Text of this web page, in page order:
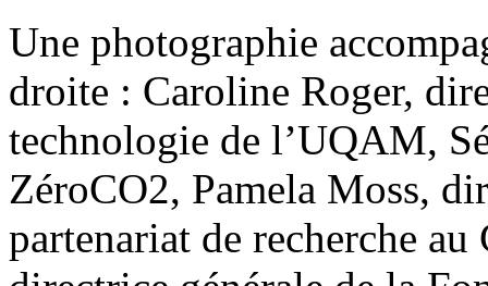
Une photographie
droite : Caroline Roger,
technologie de l’UQAM,
ZéroCO2, Pamela Moss,
partenariat de recherche